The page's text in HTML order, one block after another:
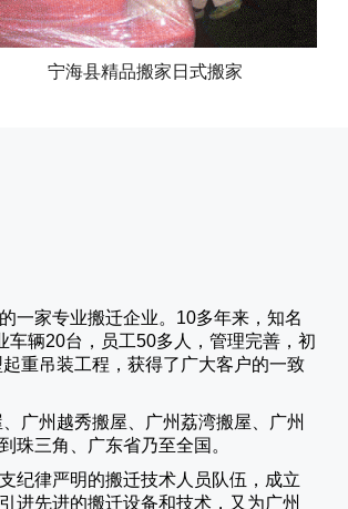
宁海县精品搬家日式搬家
一家专业搬迁企业。10多年来，知名
车辆20台，员工50多人，管理完善，初
重吊装工程，获得了广大客户的一致
广州越秀搬屋、广州荔湾搬屋、广州
珠三角、广东省乃至全国。
纪律严明的搬迁技术人员队伍，成立
进先进的搬迁设备和技术，又为广州